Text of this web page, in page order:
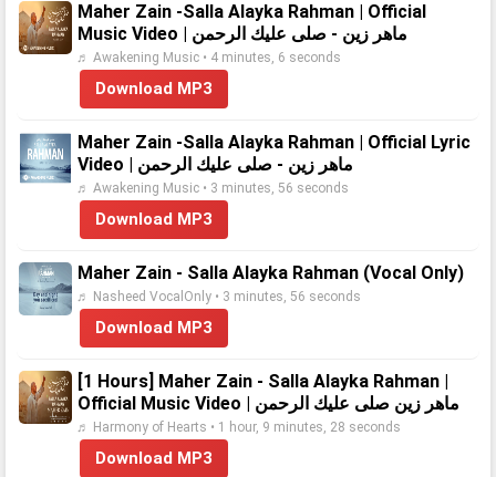
Maher Zain -Salla Alayka Rahman | Official
Music Video | ماهر زين - صلى عليك الرحمن
♬ Awakening Music • 4 minutes, 6 seconds
Download MP3
Maher Zain -Salla Alayka Rahman | Official Lyric
Video | ماهر زين - صلى عليك الرحمن
♬ Awakening Music • 3 minutes, 56 seconds
Download MP3
Maher Zain - Salla Alayka Rahman (Vocal Only)
♬ Nasheed VocalOnly • 3 minutes, 56 seconds
Download MP3
[1 Hours] Maher Zain - Salla Alayka Rahman |
Official Music Video | ماهر زين صلى عليك الرحمن
♬ Harmony of Hearts • 1 hour, 9 minutes, 28 seconds
Download MP3